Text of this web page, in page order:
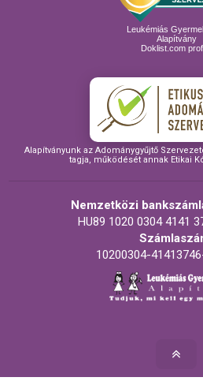
Leukémiás
Alapítvány
Doklist.com
Alapítványunk az Adománygyűjtő
tagja, működését annak Etikai
Nemzetközi
HU89 1020 0304 4141
10200304-